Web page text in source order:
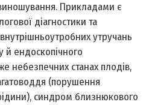
Прикладами є
діагностики та
утручань
й ендоскопічного
небезпечних станах плодів,
(порушення
синдром близнюкового